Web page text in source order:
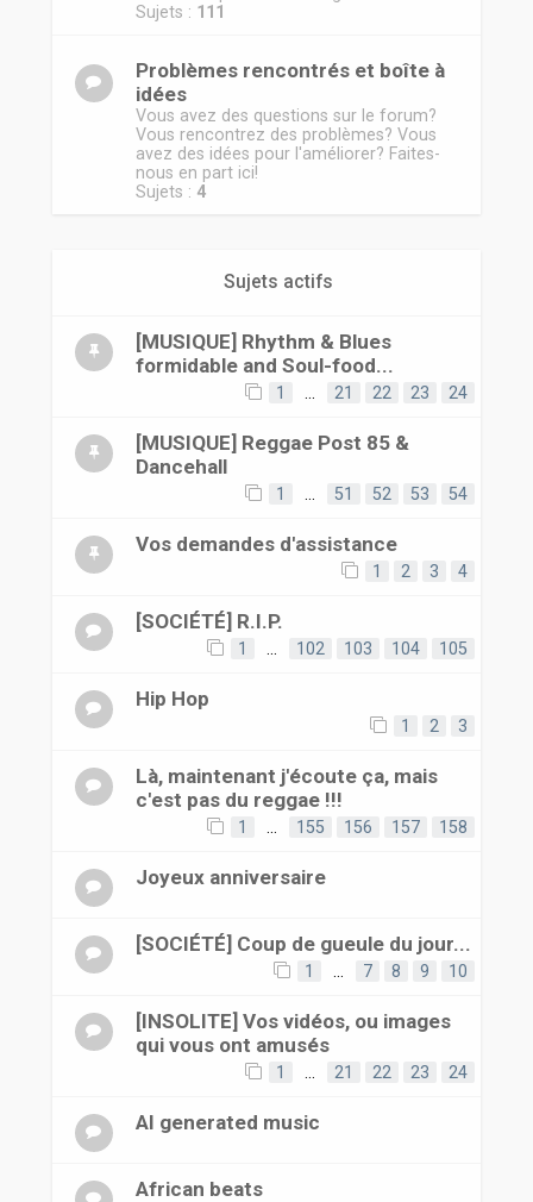
Sujets : 111
Problèmes rencontrés et boîte à
idées
Vous avez des questions sur le forum?
Vous rencontrez des problèmes? Vous
avez des idées pour l'améliorer? Faites-
nous en part ici!
Sujets : 4
Sujets actifs
[MUSIQUE] Rhythm & Blues
formidable and Soul-food...
1 21 22 23 24
[MUSIQUE] Reggae Post 85 &
Dancehall
1 51 52 53 54
Vos demandes d'assistance
1 2 3 4
[SOCIÉTÉ] R.I.P.
1 102 103 104 105
Hip Hop
1 2 3
Là, maintenant j'écoute ça, mais
c'est pas du reggae !!!
1 155 156 157 158
Joyeux anniversaire
[SOCIÉTÉ] Coup de gueule du jour...
1 7 8 9 10
[INSOLITE] Vos vidéos, ou images
qui vous ont amusés
1 21 22 23 24
AI generated music
African beats